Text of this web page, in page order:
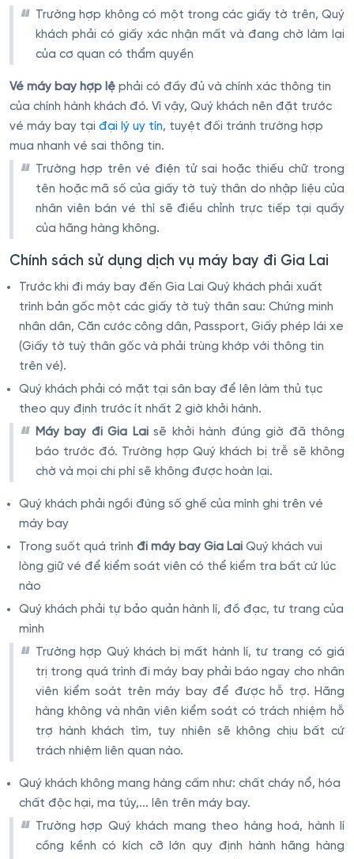
Trường hợp không có một trong các giấy tờ trên, Quý
khách phải có giấy xác nhận mất và đang chờ làm lại
của cơ quan có thẩm quyền
Vé máy bay hợp lệ phải có đầy đủ và chính xác thông tin
của chính hành khách đó. Vì vậy, Quý khách nên đặt trước
vé máy bay tại đại lý uy tín, tuyệt đối tránh trường hợp
mua nhanh vé sai thông tin.
Trường hợp trên vé điện tử sai hoặc thiếu chữ trong
tên hoặc mã số của giấy tờ tuỳ thân do nhập liệu của
nhân viên bán vé thì sẽ điều chỉnh trực tiếp tại quầy
của hãng hàng không.
Chính sách sử dụng dịch vụ máy bay đi Gia Lai
Trước khi đi máy bay đến Gia Lai Quý khách phải xuất
trình bản gốc một các giấy tờ tuỳ thân sau: Chứng minh
nhân dân, Căn cước công dân, Passport, Giấy phép lái xe
(Giấy tờ tuỳ thân gốc và phải trùng khớp với thông tin
trên vé).
Quý khách phải có mặt tại sân bay để lên làm thủ tục
theo quy định trước ít nhất 2 giờ khởi hành.
Máy bay đi Gia Laisẽ khởi hành đúng giờ đã thông
báo trước đó. Trường hợp Quý khách bị trễ sẽ không
chờ và mọi chi phí sẽ không được hoàn lại.
Quý khách phải ngồi đúng số ghế của mình ghi trên vé
máy bay
Trong suốt quá trình đi máy bay Gia Lai Quý khách vui
lòng giữ vé để kiểm soát viên có thể kiểm tra bất cứ lúc
nào
Quý khách phải tự bảo quản hành lí, đồ đạc, tư trang của
mình
Trường hợp Quý khách bị mất hành lí, tư trang có giá
trị trong quá trình đi máy bay phải báo ngay cho nhân
viên kiểm soát trên máy bay để được hỗ trợ. Hãng
hàng không và nhân viên kiểm soát có trách nhiệm hỗ
trợ hành khách tìm, tuy nhiên sẽ không chịu bất cứ
trách nhiệm liên quan nào.
Quý khách không mang hàng cấm như: chất cháy nổ, hóa
chất độc hại, ma túy,... lên trên máy bay.
Trường hợp Quý khách mang theo hàng hoá, hành lí
cồng kềnh có kích cỡ lớn quy định hành hãng hàng